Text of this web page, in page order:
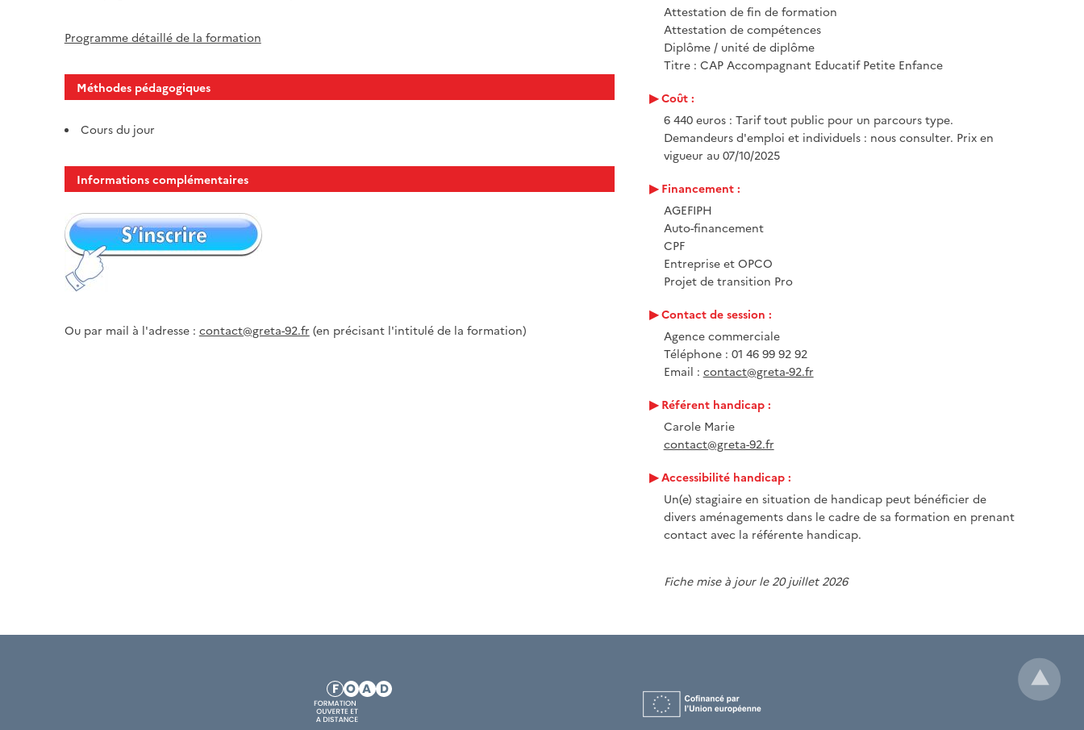
Programme détaillé de la formation
Méthodes pédagogiques
Cours du jour
Informations complémentaires
Ou par mail à l'adresse : contact@greta-92.fr (en précisant l'intitulé de la formation)
Attestation de fin de formation
Attestation de compétences
Diplôme / unité de diplôme
Titre : CAP Accompagnant Educatif Petite Enfance
Coût :
6 440 euros : Tarif tout public pour un parcours type.
Demandeurs d'emploi et individuels : nous consulter. Prix en
vigueur au 07/10/2025
Financement :
AGEFIPH
Auto-financement
CPF
Entreprise et OPCO
Projet de transition Pro
Contact de session :
Agence commerciale
Téléphone : 01 46 99 92 92
Email : contact@greta-92.fr
Référent handicap :
Carole Marie
contact@greta-92.fr
Accessibilité handicap :
Un(e) stagiaire en situation de handicap peut bénéficier de
divers aménagements dans le cadre de sa formation en prenant
contact avec la référente handicap.
Fiche mise à jour le 20 juillet 2026